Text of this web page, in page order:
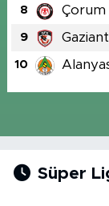
8 Çorum
9
10
Süper